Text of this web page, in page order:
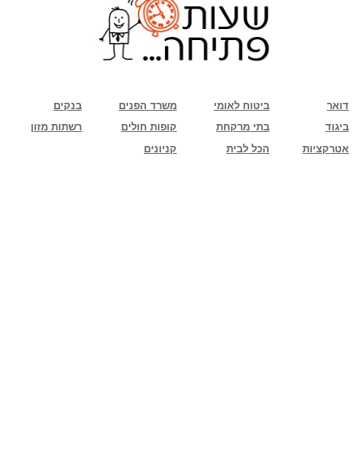
בנקים משרד הפנים ביטוח לאומי
דואר
רשתות מזון
קופות חולים בתי מרקחת
ביגוד
קניונים
הכל לבית אטרקציות